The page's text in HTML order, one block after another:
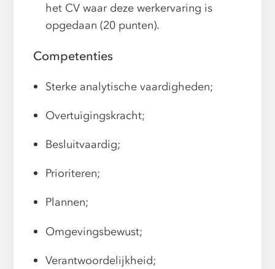
het CV waar deze werkervaring is
opgedaan (20 punten).
Competenties
Sterke analytische vaardigheden;
Overtuigingskracht;
Besluitvaardig;
Prioriteren;
Plannen;
Omgevingsbewust;
Verantwoordelijkheid;